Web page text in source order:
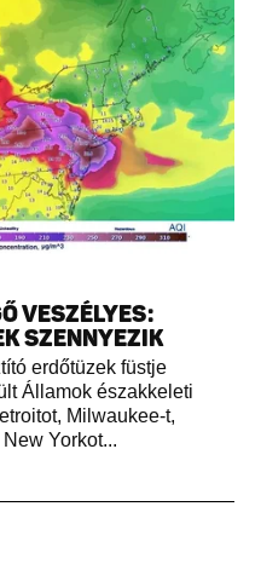
VESZÉLYES:
SZENNYEZIK
erdőtüzek füstje
Államok északkeleti
Milwaukee-t,
Yorkot...